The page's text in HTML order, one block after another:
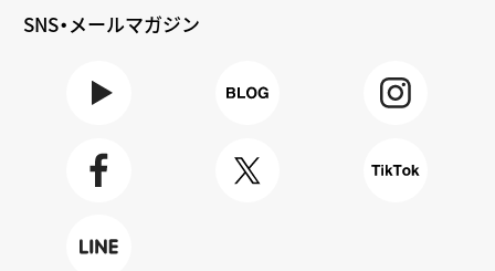
SNS・メールマガジン